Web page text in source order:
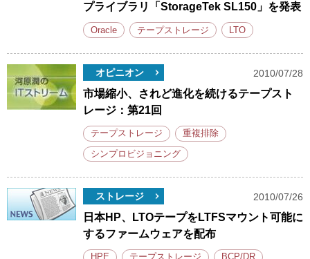
プライブラリ「StorageTek SL150」を発表
Oracle テープストレージ LTO
オピニオン 2010/07/28
市場縮小、されど進化を続けるテープスト
レージ：第21回
テープストレージ 重複排除
シンプロビジョニング
ストレージ 2010/07/26
日本HP、LTOテープをLTFSマウント可能に
するファームウェアを配布